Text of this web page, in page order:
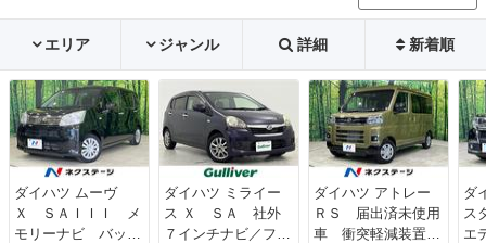
エリア ジャンル 詳細 新着順
ダイハツ ムーヴ
Ｘ ＳＡＩＩＩ メ
モリーナビ バック
ダイハツ ミライー
ス Ｘ ＳＡ 社外
７インチナビ／フル
ダイハツ アトレー
ＲＳ 届出済未使用
車 衝突軽減装置
ダ
ス
エ